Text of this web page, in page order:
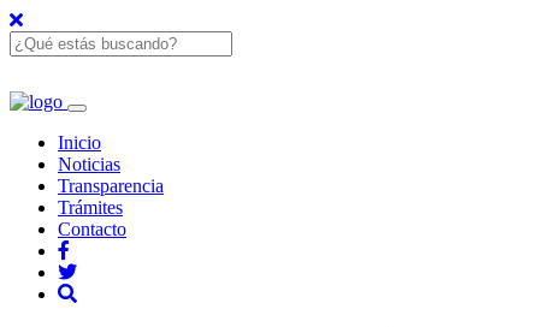
Inicio
Noticias
Transparencia
Trámites
Contacto